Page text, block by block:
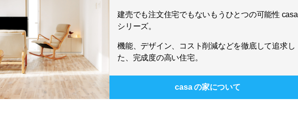
建売でも注文住宅でもないもうひとつの可能性 casa
シリーズ。
機能、デザイン、コスト削減などを徹底して追求し
た、完成度の高い住宅。
casa の家について